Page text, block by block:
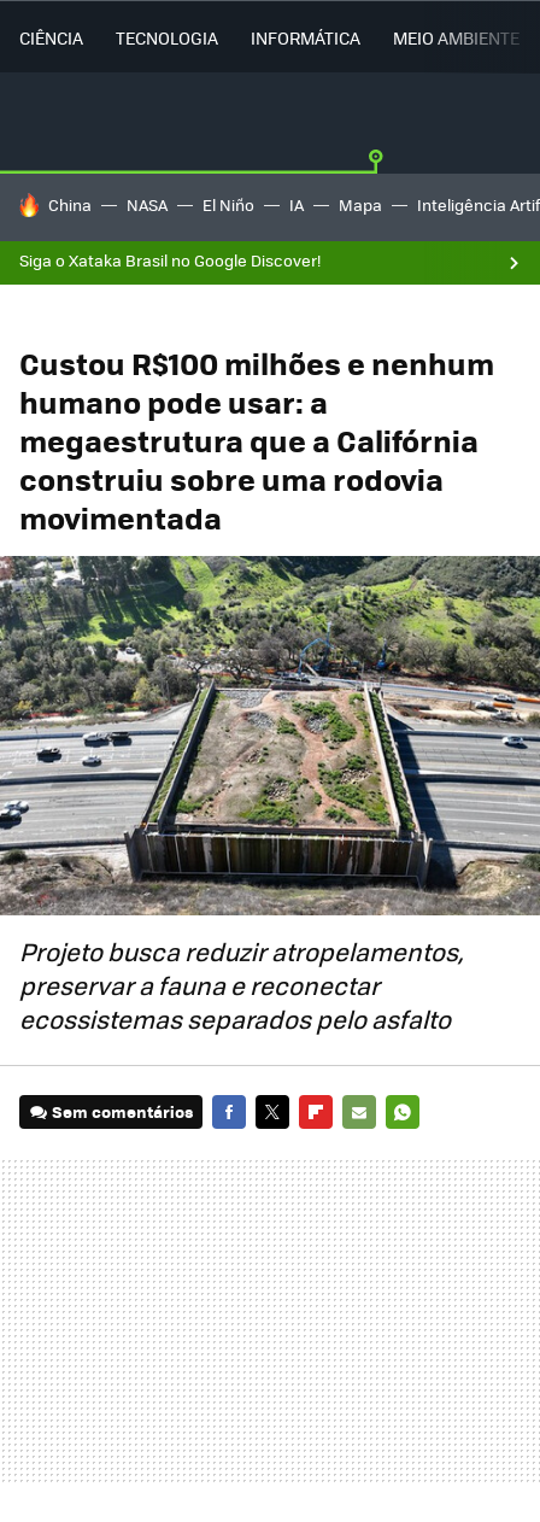
CIÊNCIA TECNOLOGIA INFORMÁTICA MEIO AMBIENTE
TENDÊNCIAS DO DIA
China NASA El Niño IA Mapa Inteligência
Siga o Xataka Brasil no Google Discover!
Custou R$100 milhões e nenhum
humano pode usar: a
megaestrutura que a Califórnia
construiu sobre uma rodovia
movimentada
Projeto busca reduzir atropelamentos,
preservar a fauna e reconectar
ecossistemas separados pelo asfalto
Sem comentários
MAIL